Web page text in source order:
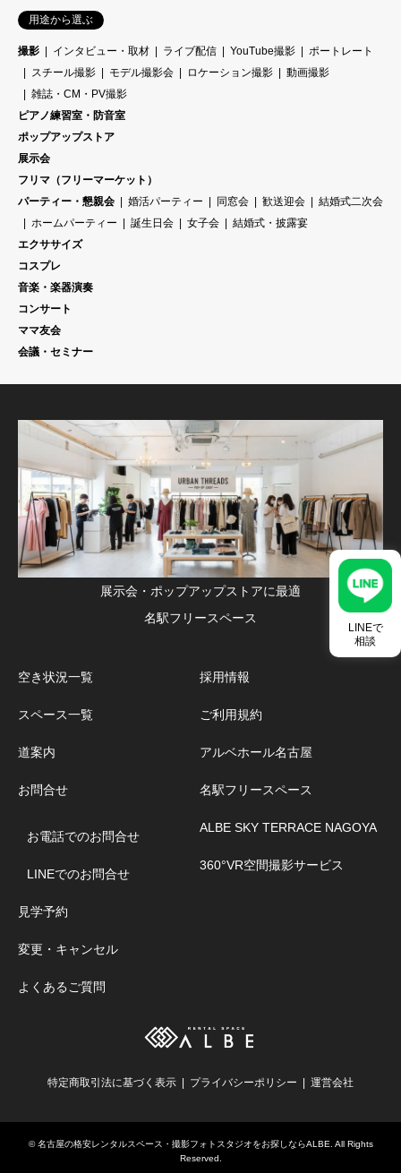
LINEで
相談
用途から選ぶ
撮影 インタビュー・取材 ライブ配信 YouTube撮影
ポートレート
スチール撮影
モデル撮影会 ロケーション撮影
動画撮影
雑誌・CM・PV撮影
ピアノ練習室・防音室
ポップアップストア
展示会
フリマ（フリーマーケット）
パーティー・懇親会
婚活パーティー 同窓会 歓送迎会
結婚式二次会
ホームパーティー
誕生日会 女子会
結婚式・披露宴
エクササイズ
コスプレ
音楽・楽器演奏
コンサート
ママ友会
会議・セミナー
展示会・ポップアップストアに最適
名駅フリースペース
空き状況一覧
スペース一覧
道案内
お問合せ
お電話でのお問合せ
LINEでのお問合せ
見学予約
変更・キャンセル
よくあるご質問
採用情報
ご利用規約
アルベホール名古屋
名駅フリースペース
ALBE SKY TERRACE NAGOYA
360°VR空間撮影サービス
特定商取引法に基づく表示 プライバシーポリシー 運営会社
©名古屋の格安レンタルスペース・撮影フォトスタジオをお探しならALBE . All Rights
Reserved.